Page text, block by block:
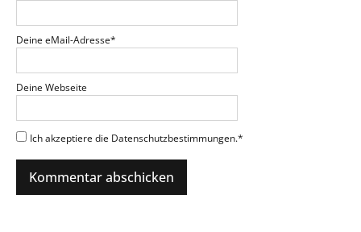
Deine eMail-Adresse*
Deine Webseite
Ich akzeptiere die Datenschutzbestimmungen.*